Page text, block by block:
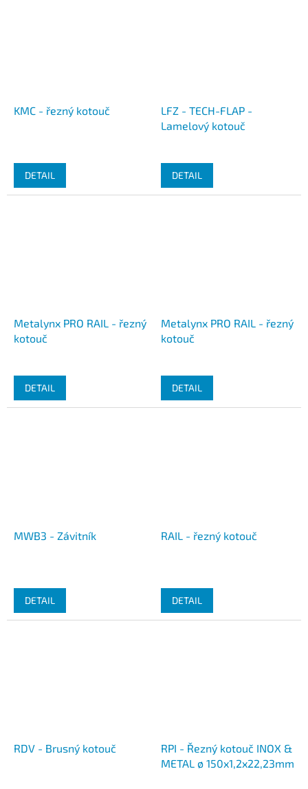
KMC - řezný kotouč
DETAIL
LFZ - TECH-FLAP -
Lamelový kotouč
DETAIL
Metalynx PRO RAIL - řezný
kotouč
DETAIL
Metalynx PRO RAIL - řezný
kotouč
DETAIL
MWB3 - Závitník
DETAIL
RAIL - řezný kotouč
DETAIL
RDV - Brusný kotouč
RPI - Řezný kotouč INOX &
METAL ø 150x1,2x22,23mm